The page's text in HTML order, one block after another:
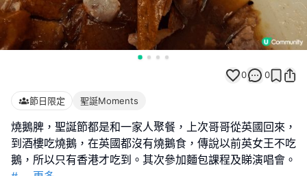
0 0
節日限定 聖誕Moments
燒鵝脾，聖誕節都是和一家人聚餐，上次哥哥從英國回來，
到酒樓吃燒鵝，在英國都沒有燒鵝食，傳說以前英女王不吃